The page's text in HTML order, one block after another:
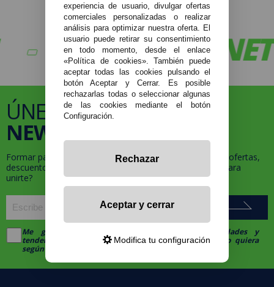
VAPORPLANET
ÚNETE A NUESTRA
NEWSLETTER
Formar parte de la familia VaporPlanet
te da acceso a ofertas,
descuentos y promociones exclusivas, ¿a qué esperas para
unirte?
Me gustaría recibir descuentos exclusivos, novedades y
tendencias por e-mail. Puedo darme de baja cuando quiera
según lo recogido en la
experiencia de usuario, divulgar ofertas
comerciales personalizadas o realizar
análisis para optimizar nuestra oferta. El
usuario puede retirar su consentimiento
en todo momento, desde el enlace
«Política de cookies». También puede
aceptar todas las cookies pulsando el
botón Aceptar y Cerrar. Es posible
rechazarlas todas o seleccionar algunas
de las cookies mediante el botón
Configuración.
Rechazar
Aceptar y cerrar
Modifica tu configuración